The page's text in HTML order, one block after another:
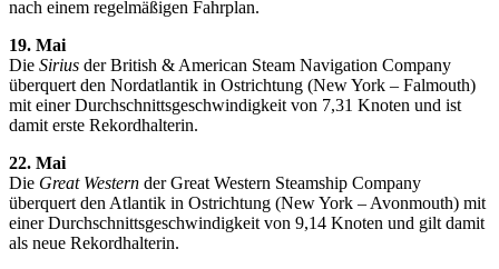
nach einem regelmäßigen Fahrplan.
19. Mai
Die Sirius der British & American Steam Navigation Company
überquert den Nordatlantik in Ostrichtung (New York – Falmouth)
mit einer Durchschnittsgeschwindigkeit von 7,31 Knoten und ist
damit erste Rekordhalterin.
22. Mai
Die Great Western der Great Western Steamship Company
überquert den Atlantik in Ostrichtung (New York – Avonmouth) mit
einer Durchschnittsgeschwindigkeit von 9,14 Knoten und gilt damit
als neue Rekordhalterin.